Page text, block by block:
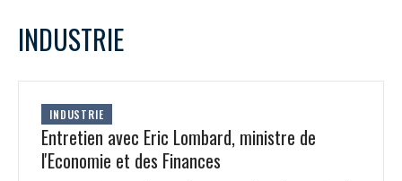
PRÉSENTATION
NOTRE VISION
ORGANISATION
L
1
11
17 19
INDUSTRIE
INDUSTRIE
Entretien avec Eric Lombard, ministre de
l'Economie et des Finances
Rejoignez une filière d’excellence et développez